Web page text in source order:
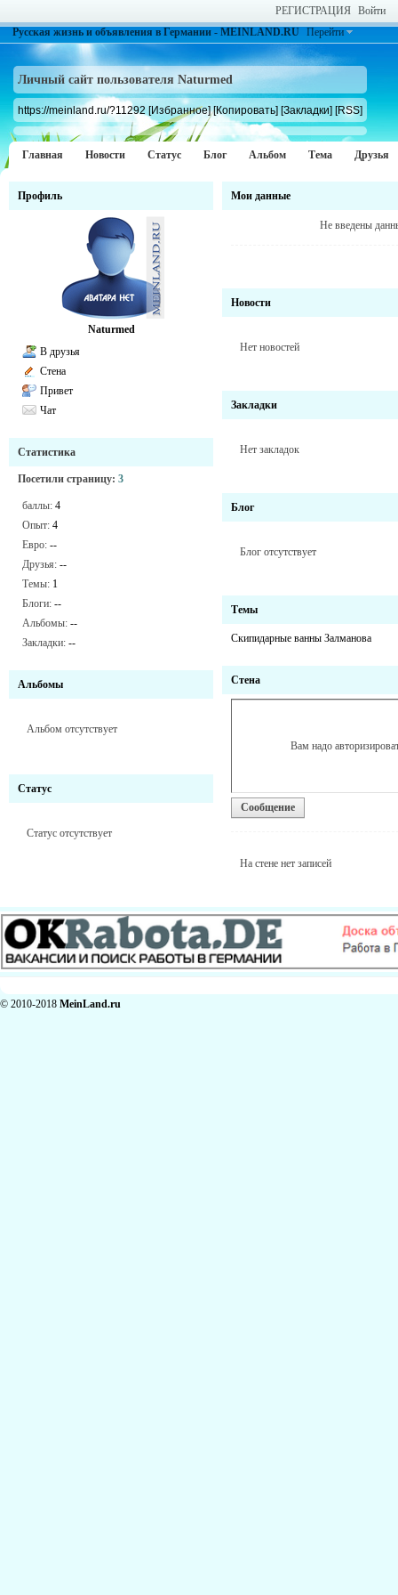
РЕГИСТРАЦИЯ Войти
Русская жизнь и объявления в Германии - MEINLAND.RU Перейти
Личный сайт пользователя Naturmed
https://meinland.ru/?11292 [Избранное] [Копировать] [Закладки] [RSS]
Главная Новости Статус Блог Альбом Тема Друзья
Профиль
Naturmed
В друзья
Стена
Привет
Чат
Статистика
Посетили страницу: 3
баллы: 4
Опыт: 4
Евро: --
Друзья: --
Темы: 1
Блоги: --
Альбомы: --
Закладки: --
Альбомы
Альбом отсутствует
Статус
Статус отсутствует
Мои данные
Не введены
Новости
Нет новостей
Закладки
Нет закладок
Блог
Блог отсутствует
Темы
Скипидарные ванны Залманова
Стена
Вам надо
Сообщение
На стене нет записей
© 2010-2018 MeinLand.ru